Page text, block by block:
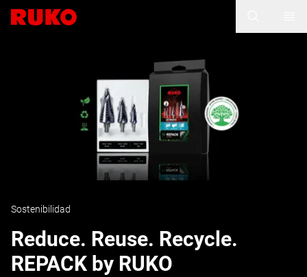
Sostenibilidad
Reduce. Reuse. Recycle.
REPACK by RUKO